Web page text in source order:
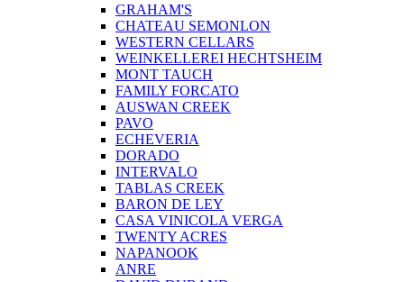
GRAHAM'S
CHATEAU SEMONLON
WESTERN CELLARS
WEINKELLEREI HECHTSHEIM
MONT TAUCH
FAMILY FORCATO
AUSWAN CREEK
PAVO
ECHEVERIA
DORADO
INTERVALO
TABLAS CREEK
BARON DE LEY
CASA VINICOLA VERGA
TWENTY ACRES
NAPANOOK
ANRE